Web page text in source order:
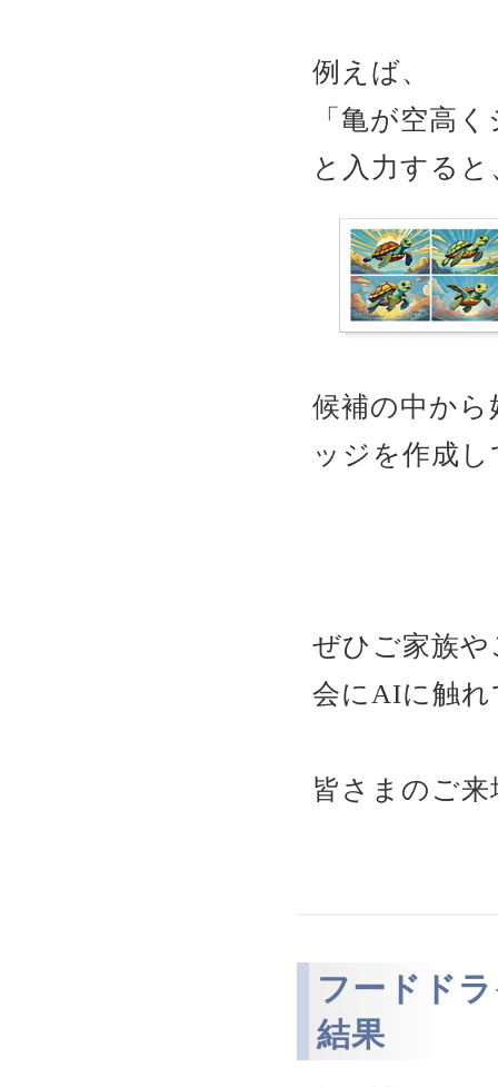
例えば、
「亀が空高
と入力する
候補の中か
ッジを作成
ぜひご家族
会にAIに触
皆さまのご
フードド
結果